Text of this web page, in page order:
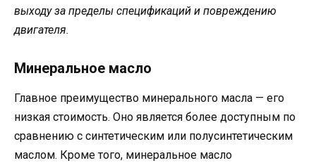
выходу за пределы спецификаций и повреждению
двигателя.
Минеральное масло
Главное преимущество минерального масла — его
низкая стоимость. Оно является более доступным по
сравнению с синтетическим или полусинтетическим
маслом. Кроме того, минеральное масло